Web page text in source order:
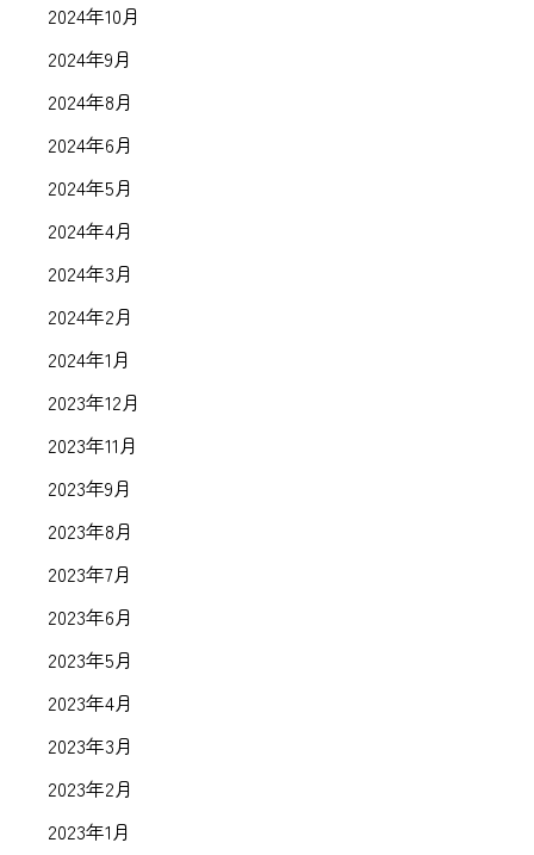
2024年10月
2024年9月
2024年8月
2024年6月
2024年5月
2024年4月
2024年3月
2024年2月
2024年1月
2023年12月
2023年11月
2023年9月
2023年8月
2023年7月
2023年6月
2023年5月
2023年4月
2023年3月
2023年2月
2023年1月